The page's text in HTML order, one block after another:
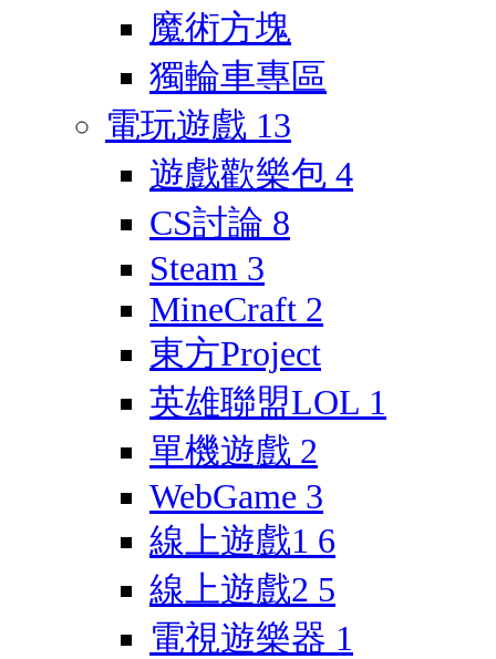
魔術方塊
獨輪車專區
電玩遊戲 13
遊戲歡樂包 4
CS討論 8
Steam 3
MineCraft 2
東方Project
英雄聯盟LOL 1
單機遊戲 2
WebGame 3
線上遊戲1 6
線上遊戲2 5
電視遊樂器 1